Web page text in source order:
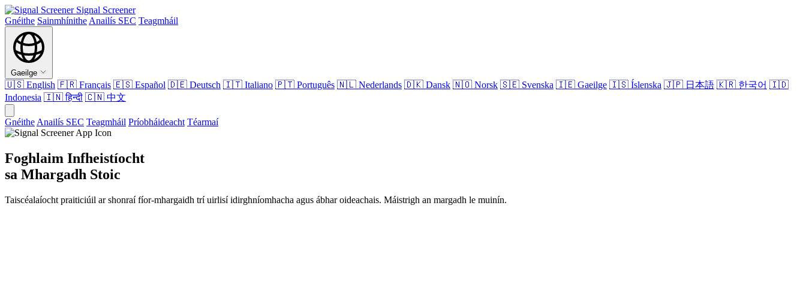
Signal Screener
Gnéithe Sainmhínithe Anailís SEC Teagmháil
Gaeilge
🇺🇸 English 🇫🇷 Français 🇪🇸 Español 🇩🇪 Deutsch 🇮🇹 Italiano 🇵🇹 Português 🇳🇱 Nederlands 🇩🇰 Dansk 🇳🇴 Norsk 🇸🇪 Svenska 🇮🇪 Gaeilge 🇮🇸 Íslenska 🇯🇵 日本語 🇰🇷 한국어 🇮🇩
Indonesia 🇮🇳हिन्दी 🇨🇳 中文
Gnéithe Anailís SEC Teagmháil Príobháideacht Téarmaí
Foghlaim Infheistíocht
sa Mhargadh Stoic
Taiscéalaíocht praiticiúil ar shonraí fíor-mhargaidh trí uirlisí idirghníomhacha agus ábhar oideachais. Máistrigh an margadh le muinín.